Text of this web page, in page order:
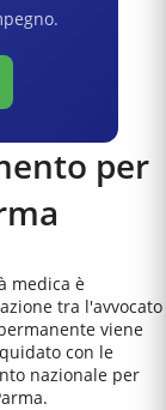
per
medica è
tra l'avvocato
viene
con le
nazionale per
.